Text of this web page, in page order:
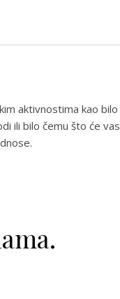
aktivnostima kao bilo
ili bilo čemu što će vas